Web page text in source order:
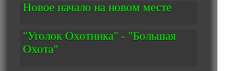
Новое начало на новом месте
"Уголок Охотника" - "Большая
Охота"